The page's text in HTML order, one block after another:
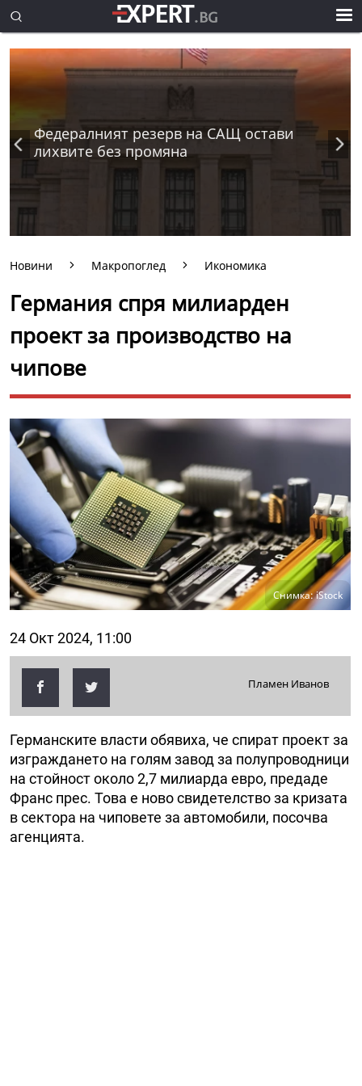
Федералният резерв на САЩ остави
лихвите без промяна
Новини Макропоглед Икономика
Германия спря милиарден
проект за производство на
чипове
Снимка: iStock
24 Окт 2024, 11:00
Пламен Иванов
Германските власти обявиха, че спират проект за
изграждането на голям завод за полупроводници
на стойност около 2,7 милиарда евро, предаде
Франс прес. Това е ново свидетелство за кризата
в сектора на чиповете за автомобили, посочва
агенцията.